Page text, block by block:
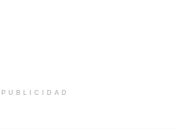
PUBLICIDAD